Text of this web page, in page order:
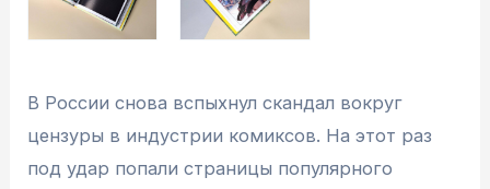
В России снова вспыхнул скандал вокруг
цензуры в индустрии комиксов. На этот раз
под удар попали страницы популярного